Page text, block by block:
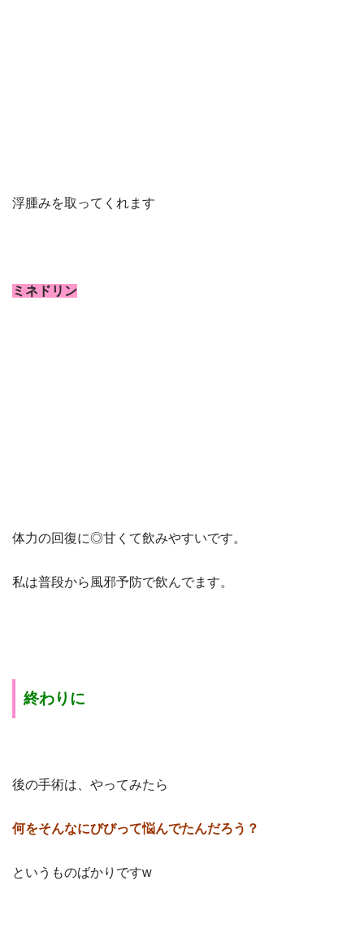
浮腫みを取ってくれます
ミネドリン
体力の回復に◎甘くて飲みやすいです。
私は普段から風邪予防で飲んでます。
終わりに
後の手術は、やってみたら
何をそんなにびびって悩んでたんだろう？
と いうものばかりですw